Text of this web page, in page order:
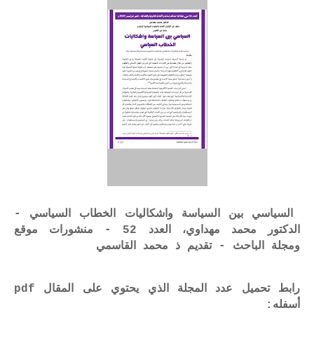
السياسي بين السياسة واشكاليات الخطاب السياسي -
الدكتور محمد مهداوي، العدد 52 - منشورات موقع
ومجلة الباحث - تقديم ذ محمد القاسمي
رابط تحميل عدد المجلة الذي يحتوي على المقال pdf
أسفله: